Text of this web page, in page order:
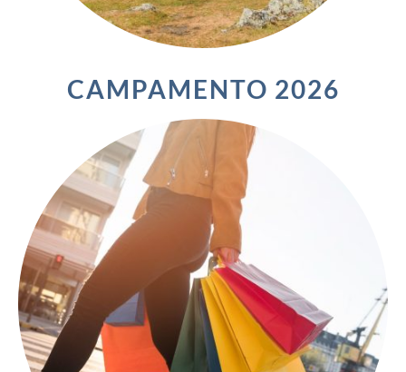
CAMPAMENTO 2026